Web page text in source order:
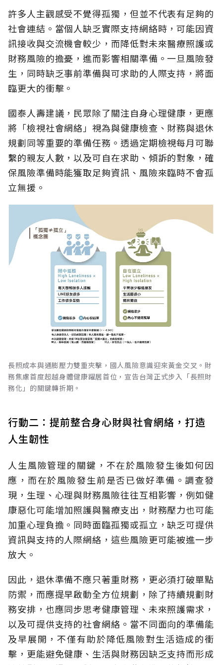
許多人主觀感受不覺得孤獨，但並不代表有足夠的
社會連結。當個人缺乏實際支持網絡時，可能因資
訊接收與交流機會較少，而降低對未來醫療照護或
財務風險的擔憂，進而影響相關準備。一旦風險發
生，同時缺乏事前準備與可求助的人際支持，將面
臨更大的衝擊。
國泰人壽建議，民眾除了關注自身心理健康，更應
將「檢視社會網絡」視為與健康檢查、財務與退休
規劃同等重要的準備任務。透過定期檢視每月可聯
繫的親友人數，以及可自在求助、傾訴的對象，確
保風險準備時能獲取足夠資訊、風險來臨時不會孤
立無援。
長照成本與通膨壓力雙重夾擊，國人風險意識迎來黃金交叉。財
務焦慮首度超越身體健康躍居首位，宣告台灣正式步入「長照財
務化」的關鍵轉折期。
行動二：提前整合身心財與社會網絡，打造
人生韌性
人生風險管理的關鍵，不在於風險發生後如何因
應，而在於風險發生前是否已做好準備。調查發
現，生理、心理與財務風險往往互相影響，例如健
康惡化可能增加照護與醫療支出，財務壓力也可能
加重心理負擔。同時面臨孤獨或孤立，缺乏可提供
資訊與支持的人際網絡，這些風險更可能被進一步
放大。
因此，退休準備不應只著重財務，更必須打破單點
防禦，而應提早啟動全方位規劃，除了持續規劃財
務安排，也應同步思考健康管理、未來照護需求，
以及可提供支持的社會網絡。當不同面向的準備能
及早展開，不僅有助於降低風險對生活造成的衝
擊，更能避免健康、生活與財務因缺乏支持而形成